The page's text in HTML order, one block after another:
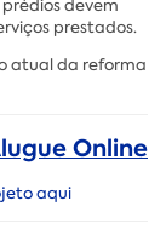
devem
prestados.
atual da reforma
Online
aqui